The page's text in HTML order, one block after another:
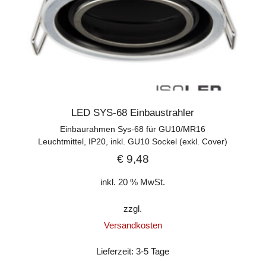
LED SYS-68 Einbaustrahler
Einbaurahmen Sys-68 für GU10/MR16
Leuchtmittel, IP20, inkl. GU10 Sockel (exkl. Cover)
€9,48
inkl. 20 % MwSt.
zzgl.
Versandkosten
Lieferzeit:3-5 Tage